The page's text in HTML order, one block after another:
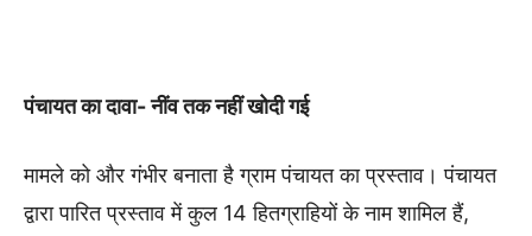
पंचायत का दावा- नींव तक नहीं खोदी गई
मामले को और गंभीर बनाता है ग्राम पंचायत का प्रस्ताव। पंचायत
द्वारा पारित प्रस्ताव में कुल 14 हितग्राहियों के नाम शामिल हैं,